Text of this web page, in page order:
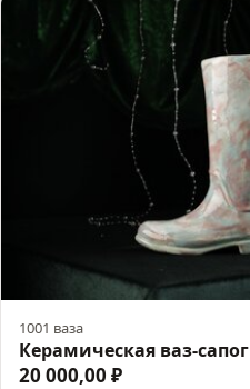
1001 ваза
Керамическая ваз-сапог
20 000,00 ₽